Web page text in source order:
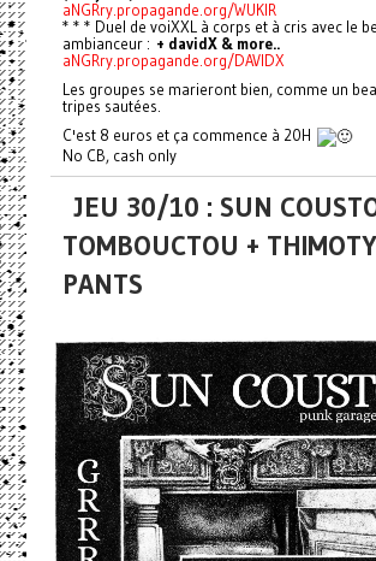
aNGRry.propagande.org/WUKIR
* * * Duel de voiXXL à corps et à cris avec le
ambianceur : + davidX & more..
aNGRry.propagande.org/DAVIDX
Les groupes se marieront bien, comme un
tripes sautées.
C'est 8 euros et ça commence à 20H
No CB, cash only
JEU 30/10 : SUN
TOMBOUCTOU +
PANTS